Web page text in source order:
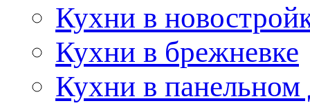
Кухни в
Кухни в брежневке
Кухни в панельном